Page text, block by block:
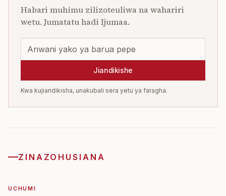
Habari muhimu zilizoteuliwa na wahariri
wetu. Jumatatu hadi Ijumaa.
Jiandikishe
Kwa kujiandikisha, unakubali sera yetu ya faragha.
ZINAZOHUSIANA
UCHUMI